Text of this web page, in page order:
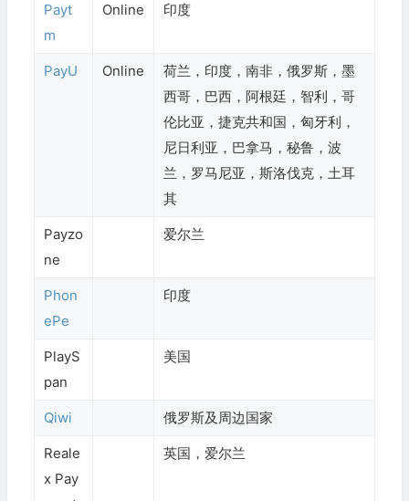
Payt
m
Online 印度
PayU Online
荷兰，印度，南非，俄罗斯，墨
西哥，巴西，阿根廷，智利，哥
伦比亚，捷克共和国，匈牙利，
尼日利亚，巴拿马，秘鲁，波
兰，罗马尼亚，斯洛伐克，土耳
其
Payzo
ne
爱尔兰
Phon
ePe
印度
PlayS
pan
美国
Qiwi 俄罗斯及周边国家
Reale
x Pay
英国，爱尔兰